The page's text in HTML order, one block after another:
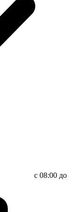
с 08:00 до